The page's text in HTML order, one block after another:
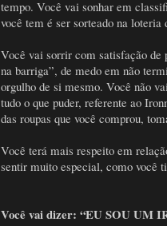
tempo. Você vai sonhar em
você tem é ser sorteado na loteria
Você vai sorrir com satisfação
na barriga”, de medo em não
orgulho de si mesmo. Você não
tudo o que puder, referente ao
das roupas que você comprou,
Você terá mais respeito em
sentir muito especial, como você
Você vai dizer: “EU SOU UM